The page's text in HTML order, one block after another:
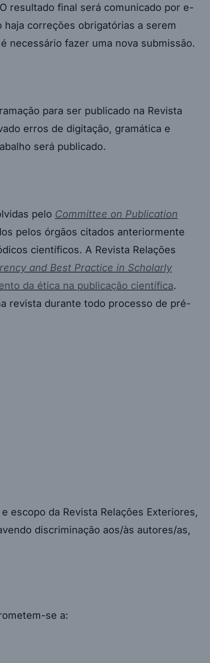
resultado final será comunicado por e-
correções obrigatórias a serem
necessário fazer uma nova submissão.
para ser publicado na Revista
erros de digitação, gramática e
será publicado.
pelo Committee on Publication
pelos órgãos citados anteriormente
científicos. A Revista Relações
and Best Practice in Scholarly
da ética na publicação científica.
revista durante todo processo de pré-
escopo da Revista Relações Exteriores,
discriminação aos/às autores/as,
se a: